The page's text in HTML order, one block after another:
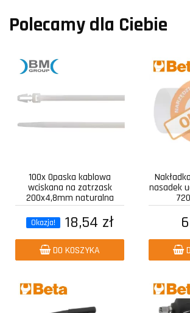
Polecamy dla Ciebie
100x Opaska kablowa
wciskana na zatrzask
200x4,8mm naturalna
Okazja! 18,54 zł
DO KOSZYKA
nasadek